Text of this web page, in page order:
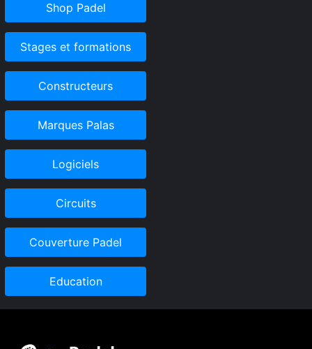
Shop Padel
Stages et formations
Constructeurs
Marques Palas
Logiciels
Circuits
Couverture Padel
Education